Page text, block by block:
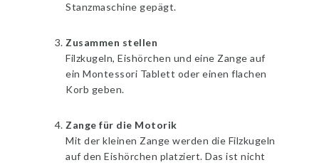
Stanzmaschine gepägt.
Zusammen stellen
Filzkugeln, Eishörchen und eine Zange auf
ein Montessori Tablett oder einen flachen
Korb geben.
Zange für die Motorik
Mit der kleinen Zange werden die Filzkugeln
auf den Eishörchen platziert. Das ist nicht